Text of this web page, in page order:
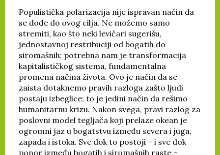
Populistička polarizacija nije ispravan način da
se dođe do ovog cilja. Ne možemo samo
stremiti, kao što neki levičari sugerišu,
jednostavnoj restribuciji od bogatih do
siromašnih; potrebna nam je transformacija
kapitalističkog sistema, fundamentalna
promena načina života. Ovo je način da se
zaista dotaknemo pravih razloga zašto ljudi
postaju izbeglice; to je jedini način da rešimo
humanitarnu krizu. Nakon svega, pravi razlog za
poslovni model tegljača koji prelaze okean je
ogromni jaz u bogatstvu između severa i juga,
zapada i istoka. Sve dok to postoji – i sve dok
ponor između bogatih i siromašnih raste –